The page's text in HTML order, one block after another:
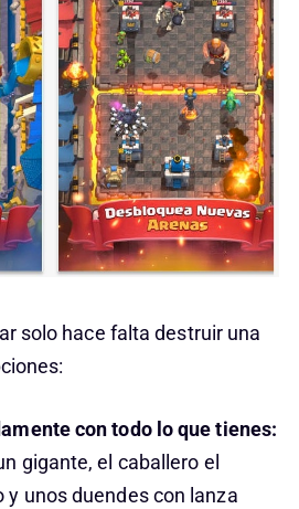
solo hace falta destruir una
con todo lo que tienes:
gigante, el caballero el
y unos duendes con lanza